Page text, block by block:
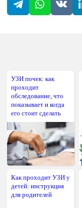
УЗИ почек: как
проходит
обследование, что
показывает и когда
его стоит сделать
Как проходит УЗИ у
детей: инструкция
для родителей